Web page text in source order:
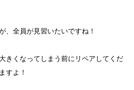
、全員が見習いたいですね！
きくなってしまう前にリペアしてくだ
すよ！